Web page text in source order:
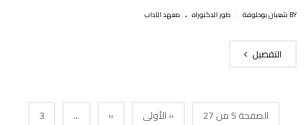
BY شعبان بوحلوفة طور الدكتوراه . معهد الآداب
التفصيل
الصفحة 5 من 27 « الأولى «
...
3